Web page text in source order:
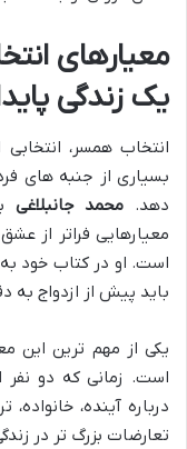
معیارهای
یک زندگی
انتخاب همسر،
بسیاری از جنبه های
دهد. محمد جانبلاغی
معیارهایی فراتر از
است. او در کتاب خود
باید پیش از ازدواج به
یکی از مهم ترین این
است. زمانی که دو
درباره آینده،
تعارضات بزرگ تر در